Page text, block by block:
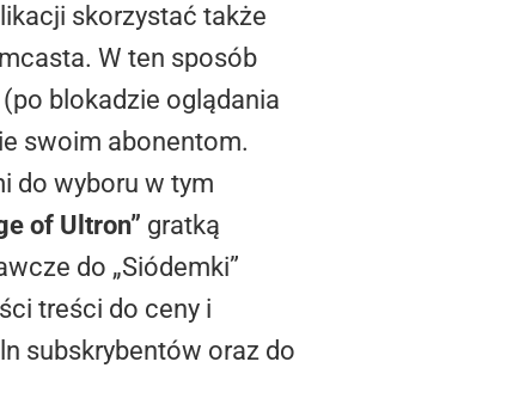
skorzystać także
W ten sposób
blokadzie oglądania
swoim abonentom.
do wyboru w tym
of Ultron” gratką
do „Siódemki”
treści do ceny i
subskrybentów oraz do